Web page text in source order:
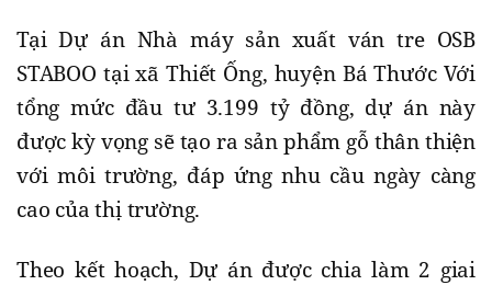
Tại Dự án Nhà máy sản xuất ván tre OSB
STABOO tại xã Thiết Ống, huyện Bá Thước Với
tổng mức đầu tư 3.199 tỷ đồng, dự án này
được kỳ vọng sẽ tạo ra sản phẩm gỗ thân thiện
với môi trường, đáp ứng nhu cầu ngày càng
cao của thị trường.
Theo kết hoạch, Dự án được chia làm 2 giai